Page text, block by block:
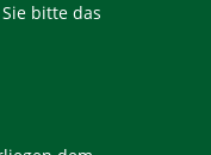
bitte das